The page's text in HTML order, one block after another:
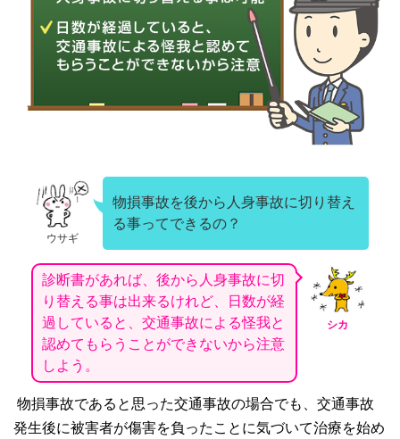
ウサギ
物損事故を後から人身事故に切り替え
る事ってできるの？
シカ
診断書があれば、後から人身事故に切
り替える事は出来るけれど、日数が経
過していると、交通事故による怪我と
認めてもらうことができないから注意
しよう。
物損事故であると思った交通事故の場合でも、交通事故
発生後に被害者が傷害を負ったことに気づいて治療を始め